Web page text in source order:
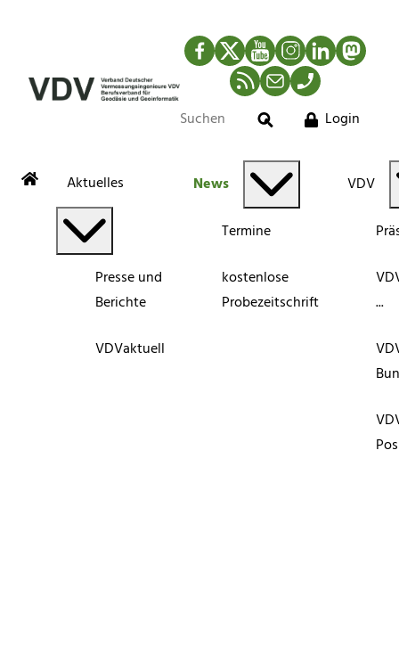
Facebook
TwitterYouTubeInstagram
LinkedIn
RSS-Newsfeed
MailTelefon
Suche
Login
Aktuelles
Presse und
Berichte
VDVaktuell
News
Termine
kostenlose
Probezeitschrift
VDV
...